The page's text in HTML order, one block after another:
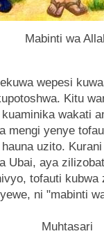
Mabinti wa
wepesi
Kitu
wakati
mengi yenye
uzito.
Ubai, aya
tofauti
ni "mabinti
Muhtasari